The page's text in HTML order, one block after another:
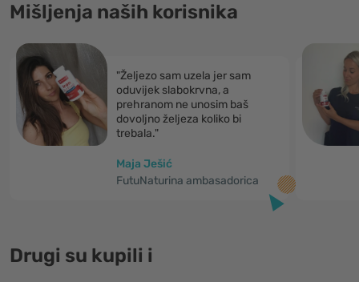
Mišljenja naših korisnika
"Željezo sam uzela jer sam
oduvijek slabokrvna, a
prehranom ne unosim baš
dovoljno željeza koliko bi
trebala."
Maja Ješić
FutuNaturina ambasadorica
Drugi su kupili i